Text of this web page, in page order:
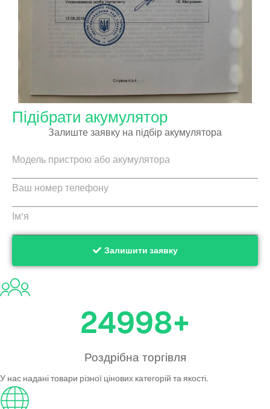
Підібрати акумулятор
Залиште заявку на підбір акумулятора
Залишити заявку
24999+
Роздрібна торгівля
У нас надані товари різної цінових категорій та якості.